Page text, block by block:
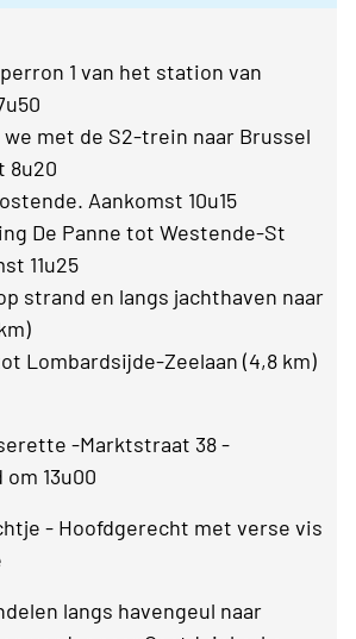
1 van het station van
met de S2-trein naar Brussel
8u20
Aankomst 10u15
De Panne tot Westende-St
11u25
strand en langs jachthaven naar
Lombardsijde-Zeelaan (4,8 km)
-Marktstraat 38 -
om 13u00
- Hoofdgerecht met verse vis
langs havengeul naar